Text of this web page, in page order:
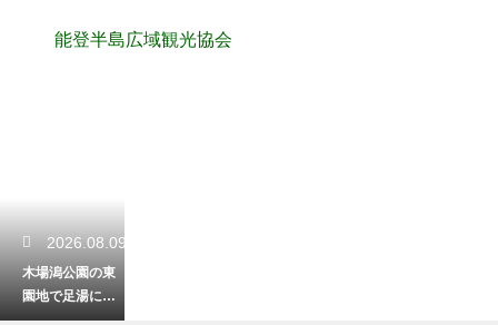
能登半島広域観光協会
2026.08.09
木場潟公園の東
園地で足湯に浸
かる！絶景を見